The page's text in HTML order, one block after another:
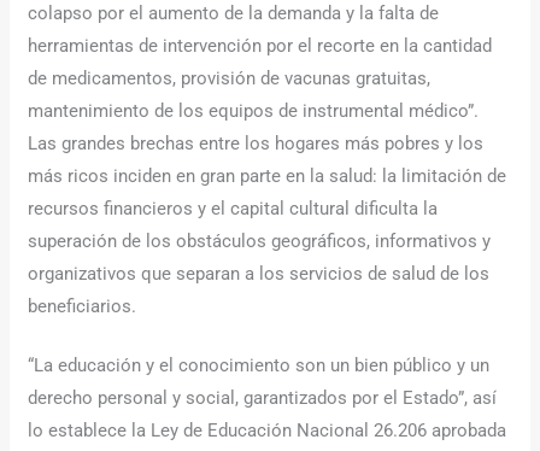
colapso por el aumento de la demanda y la falta de
herramientas de intervención por el recorte en la cantidad
de medicamentos, provisión de vacunas gratuitas,
mantenimiento de los equipos de instrumental médico”.
Las grandes brechas entre los hogares más pobres y los
más ricos inciden en gran parte en la salud: la limitación de
recursos financieros y el capital cultural dificulta la
superación de los obstáculos geográficos, informativos y
organizativos que separan a los servicios de salud de los
beneficiarios.
“La educación y el conocimiento son un bien público y un
derecho personal y social, garantizados por el Estado”, así
lo establece la Ley de Educación Nacional 26.206 aprobada